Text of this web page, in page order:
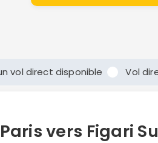
vol direct disponible Vol
vers Figari